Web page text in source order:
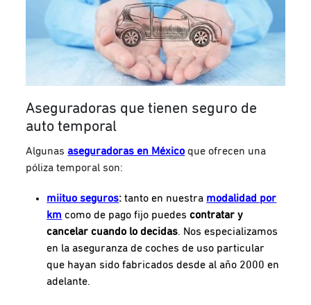
Aseguradoras que tienen seguro de
auto temporal
Algunas aseguradoras en México que ofrecen una
póliza temporal son:
miituo seguros:tanto en nuestra modalidad por
km como de pago fijo puedescontratar y
cancelar cuando lo decidas. Nos especializamos
en la aseguranza de coches de uso particular
que hayan sido fabricados desde al año 2000 en
adelante.